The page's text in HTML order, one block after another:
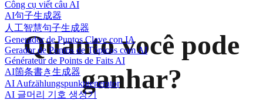
Công cụ viết câu AI
AI句子生成器
人工智慧句子生成器
Generador de Puntos Clave con IA
Gerador de Pontos de Tópicos com AI
Générateur de Points de Faits AI
AI箇条書き生成器
AI Aufzählungspunktgenerator
AI 글머리 기호 생성기
Quanto você pode
ganhar?